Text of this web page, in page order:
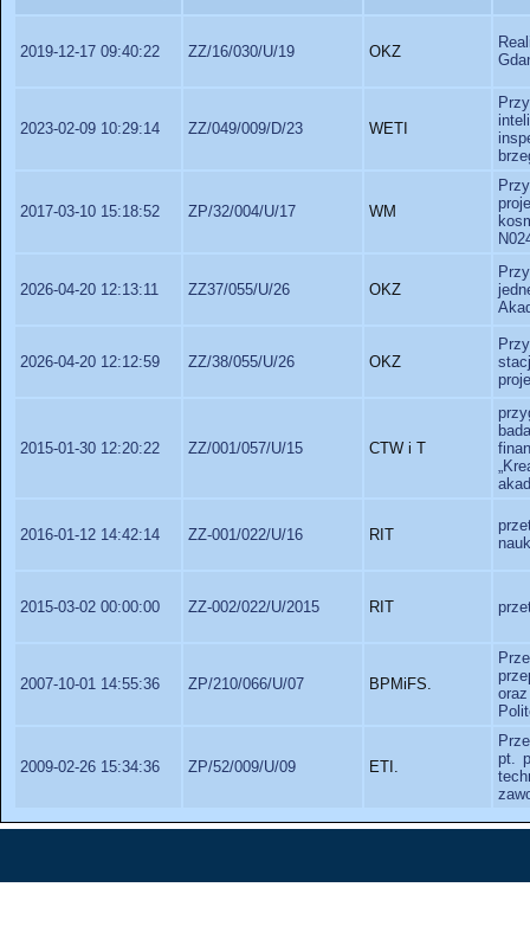
2019-12-17 09:40:22 ZZ/16/030/U/19 OKZ
2023-02-09 10:29:14 ZZ/049/009/D/23 WETI
2017-03-10 15:18:52 ZP/32/004/U/17 WM
2026-04-20 12:13:11 ZZ37/055/U/26 OKZ
2026-04-20 12:12:59 ZZ/38/055/U/26 OKZ
2015-01-30 12:20:22 ZZ/001/057/U/15 CTW i T
2016-01-12 14:42:14 ZZ-001/022/U/16 RIT
2015-03-02 00:00:00 ZZ-002/022/U/2015 RIT
2007-10-01 14:55:36 ZP/210/066/U/07 BPMiFS.
2009-02-26 15:34:36 ZP/52/009/U/09 ETI.
pt.